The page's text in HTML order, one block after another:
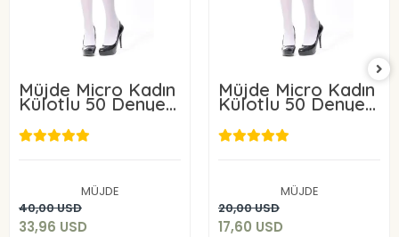
Müjde Micro Kadın
Külotlu 50 Denye 6
ADET
MÜJDE
40,00 USD
33,96 USD
Add to cart
Müjde Micro Kadın
Külotlu 50 Denye 3
ADET
MÜJDE
20,00 USD
17,60 USD
Add to cart